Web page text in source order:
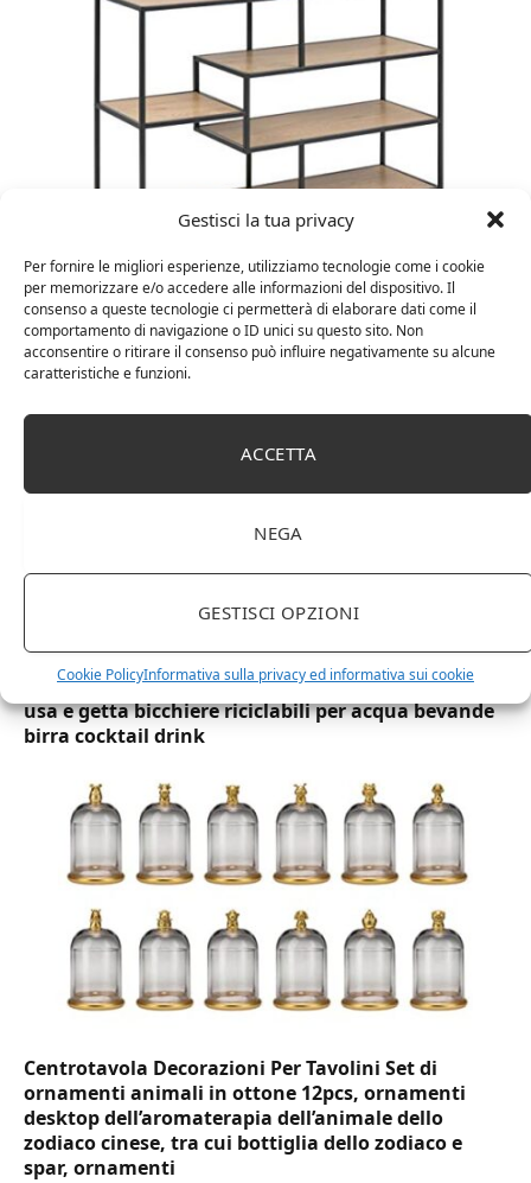
Gestisci la tua privacy
Per fornire le migliori esperienze, utilizziamo tecnologie come i cookie
per memorizzare e/o accedere alle informazioni del dispositivo. Il
consenso a queste tecnologie ci permetterà di elaborare dati come il
comportamento di navigazione o ID unici su questo sito. Non
acconsentire o ritirare il consenso può influire negativamente su alcune
caratteristiche e funzioni.
ACCETTA
NEGA
GESTISCI OPZIONI
Cookie PolicyInformativa sulla privacy ed informativa sui cookie
Amazon Basics Martin – Libreria, 35 x 114 x 78 cm
(Lu x La x A), effetto quercia(In precedenza
marchio Movian)
DOT Horeca Solutions 1000 Bicchieri PET
trasparenti monouso 350 ML tacca 0,3 alta qualità
usa e getta bicchiere riciclabili per acqua bevande
birra cocktail drink
Centrotavola Decorazioni Per Tavolini Set di
ornamenti animali in ottone 12pcs, ornamenti
desktop dell’aromaterapia dell’animale dello
zodiaco cinese, tra cui bottiglia dello zodiaco e
spar, ornamenti